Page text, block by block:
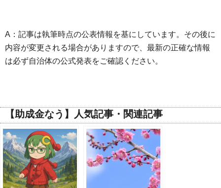
A：記事は執筆時点の公表情報を基にしています。その後に
内容が変更される場合がありますので、最新の正確な情報
は必ず自治体の公式発表をご確認ください。
【助成金なう】人気記事・関連記事